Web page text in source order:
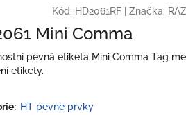
Kód: HD2061RF Značka:
Mini Comma
pevná etiketa Mini Comma Tag
etikety.
: HT pevné prvky